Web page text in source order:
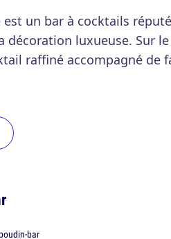
est un bar à cocktails
décoration luxueuse. Sur
raffiné accompagné de